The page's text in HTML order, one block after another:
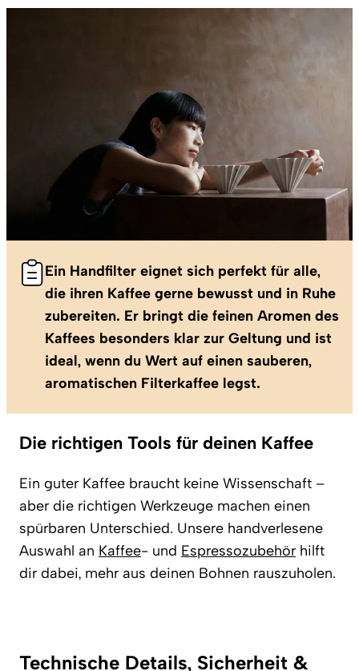
Ein Handfilter eignet sich perfekt für alle,
die ihren Kaffee gerne bewusst und in Ruhe
zubereiten. Er bringt die feinen Aromen des
Kaffees besonders klar zur Geltung und ist
ideal, wenn du Wert auf einen sauberen,
aromatischen Filterkaffee legst.
Die richtigen Tools für deinen Kaffee
Ein guter Kaffee braucht keine Wissenschaft –
aber die richtigen Werkzeuge machen einen
spürbaren Unterschied. Unsere handverlesene
Auswahl an Kaffee- und Espressozubehör hilft
dir dabei, mehr aus deinen Bohnen rauszuholen.
Technische Details, Sicherheit &